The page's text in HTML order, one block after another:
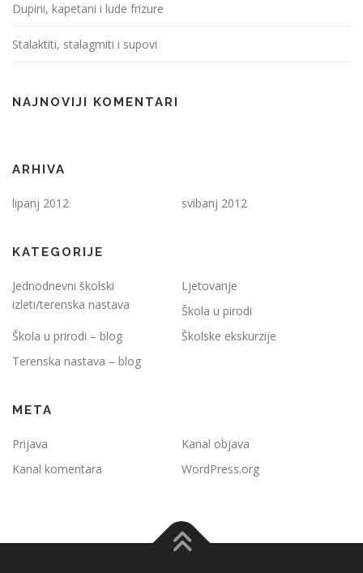
Dupini, kapetani i lude frizure
Stalaktiti, stalagmiti i supovi
NAJNOVIJI KOMENTARI
ARHIVA
lipanj 2012 svibanj 2012
KATEGORIJE
Jednodnevni školski
izleti/terenska nastava
Ljetovanje
Škola u pirodi
Škola u prirodi – blog
Školske ekskurzije
Terenska nastava – blog
META
Prijava
Kanal objava
Kanal komentara
WordPress.org